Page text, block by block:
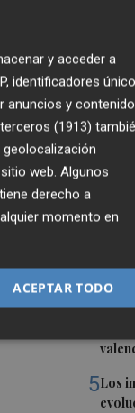
1 La
2 La
12,
El
4
que
5Los
y un
un
y acceder a
identificadores
anuncios y
(1913)
web. Algunos
derecho a
momento en
ACEPTAR TODO